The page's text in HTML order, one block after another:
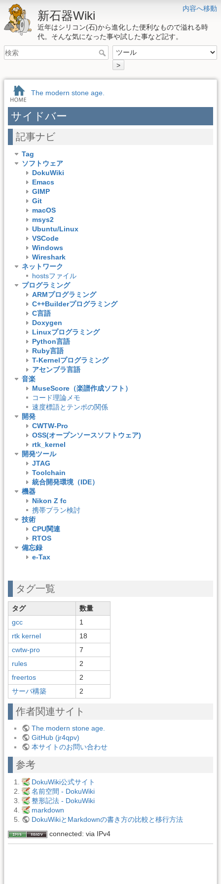
内容へ移動
新石器Wiki
近年はシリコン(石)から進化した便利なもので溢れる時
代。そんな気になった事や試した事など記す。
>
The modern stone age.
サイドバー
記事ナビ
Tag
ソフトウェア
DokuWiki
Emacs
GIMP
Git
macOS
msys2
Ubuntu/Linux
VSCode
Windows
Wireshark
ネットワーク
hostsファイル
プログラミング
ARMプログラミング
C++Builderプログラミング
C言語
Doxygen
Linuxプログラミング
Python言語
Ruby言語
T-Kernelプログラミング
アセンブラ言語
音楽
MuseScore（楽譜作成ソフト）
コード理論メモ
速度標語とテンポの関係
開発
CWTW-Pro
OSS(オープンソースソフトウェア)
rtk_kernel
開発ツール
JTAG
Toolchain
統合開発環境（IDE）
機器
Nikon Z fc
携帯プラン検討
技術
CPU関連
RTOS
備忘録
e-Tax
タグ一覧
タグ
数量
gcc
1
rtk kernel
18
cwtw-pro
7
rules
2
freertos
2
サーバ構築
2
作者関連サイト
The modern stone age.
GitHub (jr4qpv)
本サイトのお問い合わせ
参考
DokuWiki公式サイト
名前空間 - DokuWiki
整形記法 - DokuWiki
markdown
DokuWikiとMarkdownの書き方の比較と移行方法
connected: via IPv4